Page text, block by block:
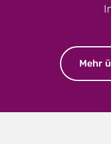
Mehr